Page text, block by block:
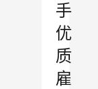
手
优
质
雇